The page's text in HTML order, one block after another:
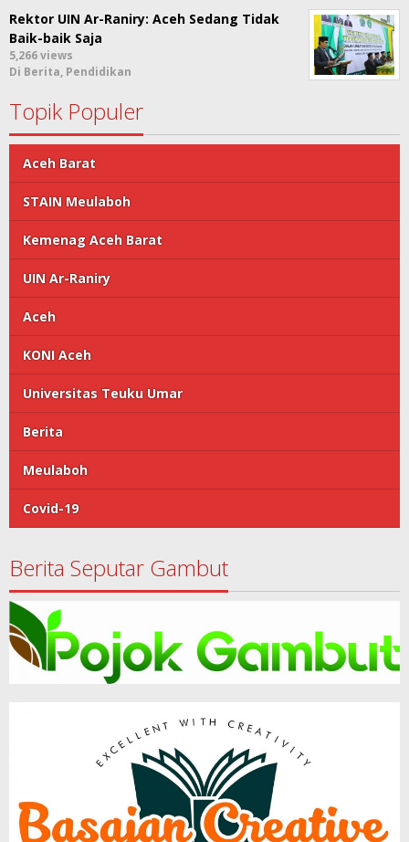
Rektor UIN Ar-Raniry: Aceh Sedang Tidak
Baik-baik Saja
5,266 views
Di Berita, Pendidikan
Topik Populer
Aceh Barat
STAIN Meulaboh
Kemenag Aceh Barat
UIN Ar-Raniry
Aceh
KONI Aceh
Universitas Teuku Umar
Berita
Meulaboh
Covid-19
Berita Seputar Gambut